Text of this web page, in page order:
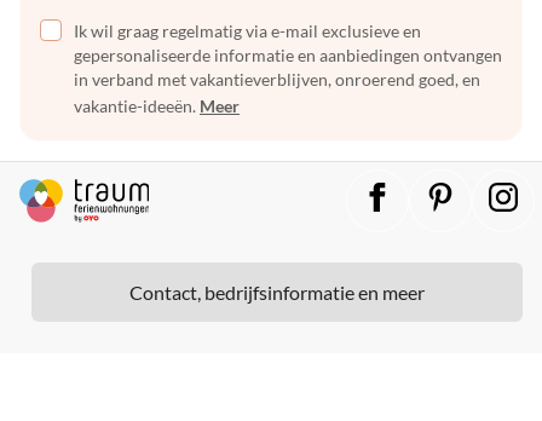
Ik wil graag regelmatig via e-mail exclusieve en
gepersonaliseerde informatie en aanbiedingen ontvangen
in verband met vakantieverblijven, onroerend goed, en
vakantie-ideeën. Meer
Contact, bedrijfsinformatie en meer